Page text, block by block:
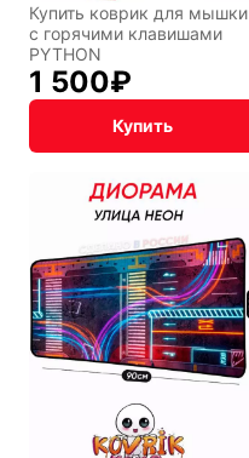
Купить коврик для мышки
с горячими клавишами
PYTHON
1 500₽
Купить